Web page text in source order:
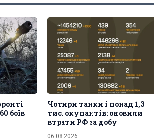
боїв
Чотири танки і понад 1,3
тис. окупантів: оновили
втрати РФ за добу
06.08.2026